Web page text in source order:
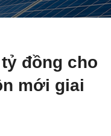
đồng cho
mới giai